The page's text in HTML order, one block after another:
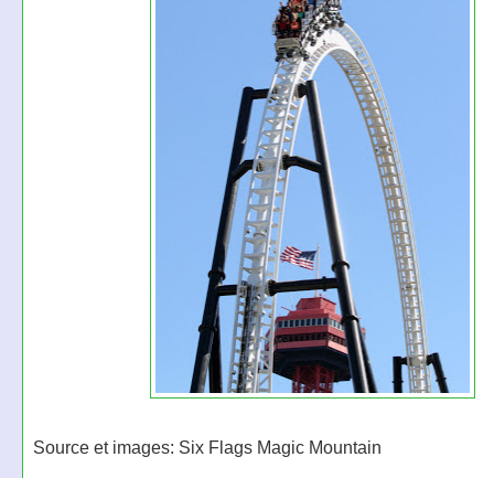
Source et images: Six Flags Magic Mountain